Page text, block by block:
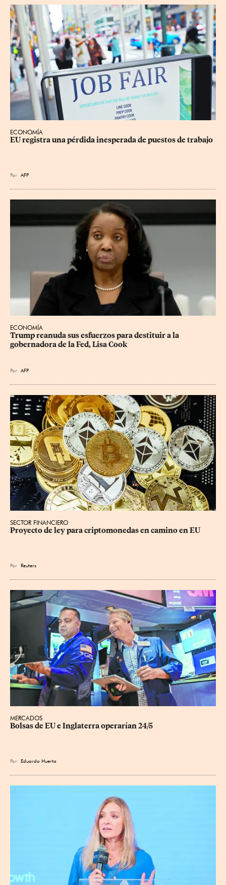
ECONOMÍA
EU registra una pérdida inesperada de puestos de trabajo
Por AFP
ECONOMÍA
Trump reanuda sus esfuerzos para destituir a la
gobernadora de la Fed, Lisa Cook
Por AFP
SECTOR FINANCIERO
Proyecto de ley para criptomonedas en camino en EU
Por Reuters
MERCADOS
Bolsas de EU e Inglaterra operarían 24/5
Por Eduardo Huerta